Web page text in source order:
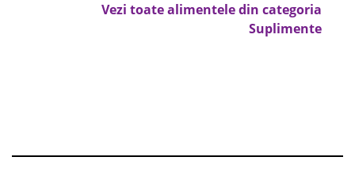
Vezi toate alimentele din categoria
Suplimente